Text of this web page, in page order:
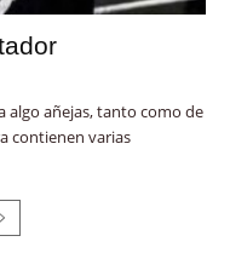
algo añejas, tanto como de
contienen varias